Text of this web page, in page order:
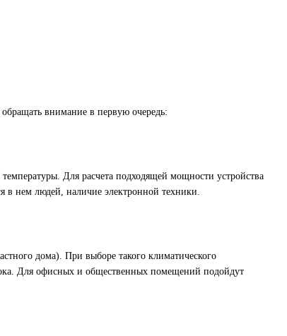
внимание в первую очередь:
Для расчета подходящей мощности устройства
в нем людей, наличие электронной техники.
дома). При выборе такого климатического
Для офисных и общественных помещений подойдут